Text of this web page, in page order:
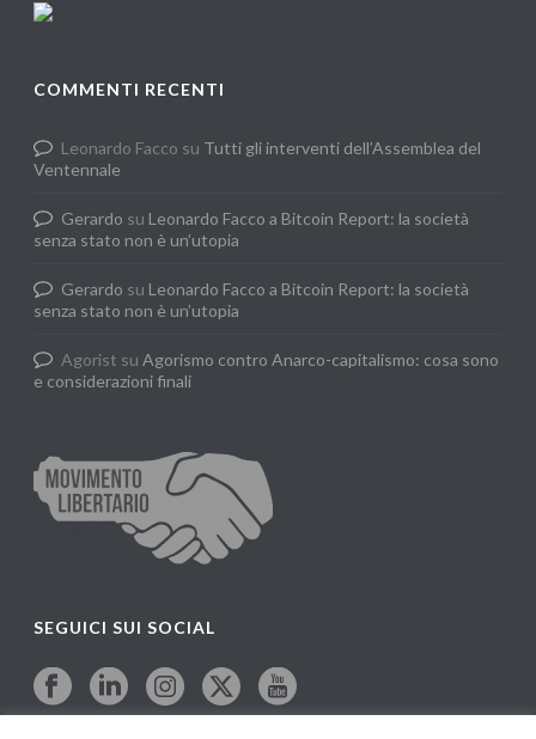
COMMENTI RECENTI
Leonardo Facco su Tutti gli interventi dell’Assemblea del
Ventennale
Gerardo su Leonardo Facco a Bitcoin Report: la società
senza stato non è un’utopia
Gerardo su Leonardo Facco a Bitcoin Report: la società
senza stato non è un’utopia
Agorist suAgorismo contro Anarco-capitalismo: cosa sono
e considerazioni finali
SEGUICI SUI SOCIAL